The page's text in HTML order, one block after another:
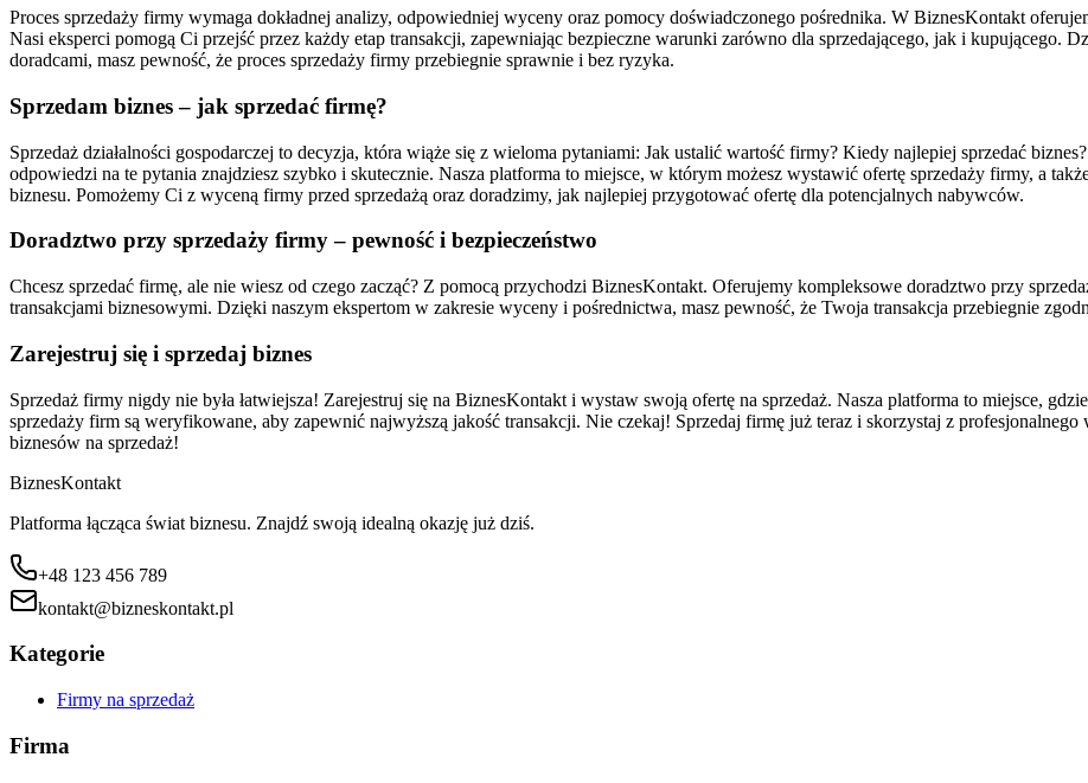
Proces sprzedaży firmy wymaga dokładnej analizy, odpowiedniej wyceny oraz pomocy doświadczonego pośrednika. W BiznesKontakt
Nasi eksperci pomogą Ci przejść przez każdy etap transakcji, zapewniając bezpieczne warunki zarówno dla sprzedającego, jak i kupującego.
doradcami, masz pewność, że proces sprzedaży firmy przebiegnie sprawnie i bez ryzyka.
Sprzedam biznes – jak sprzedać firmę?
Sprzedaż działalności gospodarczej to decyzja, która wiąże się z wieloma pytaniami: Jak ustalić wartość firmy? Kiedy najlepiej sprzedać
odpowiedzi na te pytania znajdziesz szybko i skutecznie. Nasza platforma to miejsce, w którym możesz wystawić ofertę sprzedaży firmy, a
biznesu. Pomożemy Ci z wyceną firmy przed sprzedażą oraz doradzimy, jak najlepiej przygotować ofertę dla potencjalnych nabywców.
Doradztwo przy sprzedaży firmy – pewność i bezpieczeństwo
Chcesz sprzedać firmę, ale nie wiesz od czego zacząć? Z pomocą przychodzi BiznesKontakt. Oferujemy kompleksowe doradztwo przy
transakcjami biznesowymi. Dzięki naszym ekspertom w zakresie wyceny i pośrednictwa, masz pewność, że Twoja transakcja przebiegnie
Zarejestruj się i sprzedaj biznes
Sprzedaż firmy nigdy nie była łatwiejsza! Zarejestruj się na BiznesKontakt i wystaw swoją ofertę na sprzedaż. Nasza platforma to miejsce,
sprzedaży firm są weryfikowane, aby zapewnić najwyższą jakość transakcji. Nie czekaj! Sprzedaj firmę już teraz i skorzystaj z
biznesów na sprzedaż!
BiznesKontakt
Platforma łącząca świat biznesu. Znajdź swoją idealną okazję już dziś.
+48 123 456 789
kontakt@bizneskontakt.pl
Kategorie
Firmy na sprzedaż
Firma